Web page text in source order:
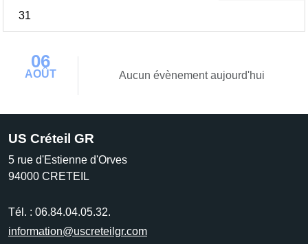
31
06
AOÛT Aucun évènement aujourd'hui
US Créteil GR
5 rue d'Estienne d'Orves
94000 CRETEIL
Tél. : 06.84.04.05.32.
information@uscreteilgr.com